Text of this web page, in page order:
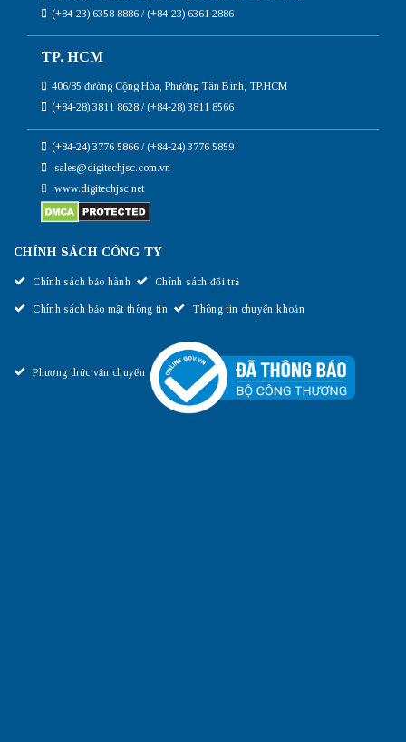
(+84-23) 6358 8886 / (+84-23) 6361 2886
TP. HCM
406/85 đường Cộng Hòa, Phường Tân Bình, TP.HCM
(+84-28) 3811 8628 / (+84-28) 3811 8566
(+84-24) 3776 5866 / (+84-24) 3776 5859
sales@digitechjsc.com.vn
www.digitechjsc.net
CHÍNH SÁCH CÔNG TY
Chính sách bảo hành Chính sách đổi trả
Chính sách bảo mật thông tin Thông tin chuyển khoản
Phương thức vận chuyển